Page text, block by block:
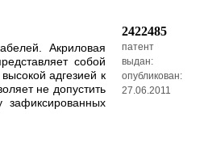
Акриловая
собой
адгезией к
не допустить
зафиксированных
2422485
патент
выдан:
опубликован:
27.06.2011